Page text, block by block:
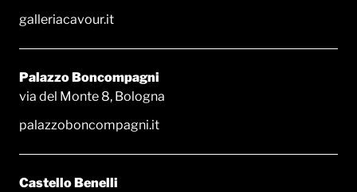
galleriacavour.it
Palazzo Boncompagni
via del Monte 8, Bologna
palazzoboncompagni.it
Castello Benelli